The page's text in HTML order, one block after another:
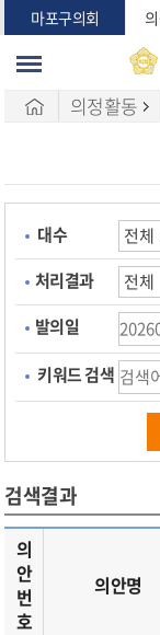
본문바로가기
마포구의회
의정활동
대수
처리결과
발의일
키워드 검색
검색결과
의
안
번
호
의안명